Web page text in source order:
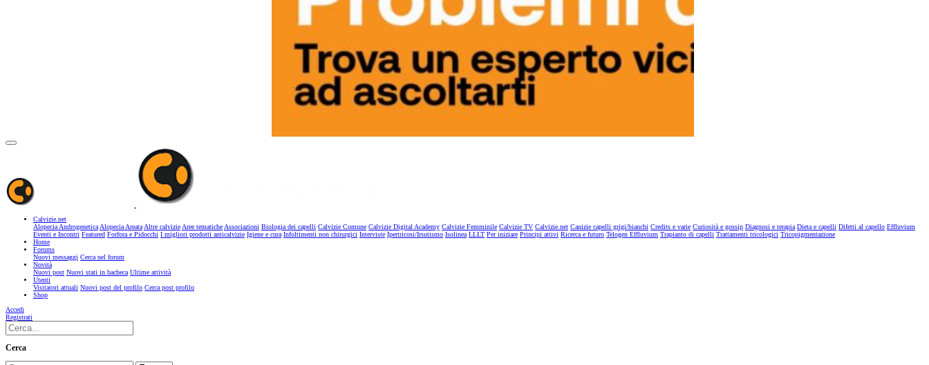
Calvizie.net
Alopecia AndrogeneticaAlopecia AreataAltre calvizieAree tematicheAssociazioni Biologia dei capelli Calvizie Comune Calvizie Digital Academy Calvizie Femminile Calvizie TV Calvizie.net Canizie capelli grigi/bianchi Credits e varie Curiosità e gossip Diagnosi e terapia Dieta e capelli Difetti al capello Effluvium
Eventi e Incontri Featured Forfora e Pidocchi I migliori prodotti anticalvizie Igiene e cura Infoltimenti non chirurgici Interviste Ipertricosi/Irsutismo Isolinea LLLT Per iniziare Principi attivi Ricerca e futuro Telogen Effluvium Trapianto di capelli Trattamenti tricologici Tricopigmentazione
Home
Forums
Nuovi messaggi Cerca nel forum
Novità
Nuovi post Nuovi stati in bacheca Ultime attività
Utenti
Visitatori attuali Nuovi post del profilo Cerca post profilo
Shop
Accedi
Registrati
Cerca